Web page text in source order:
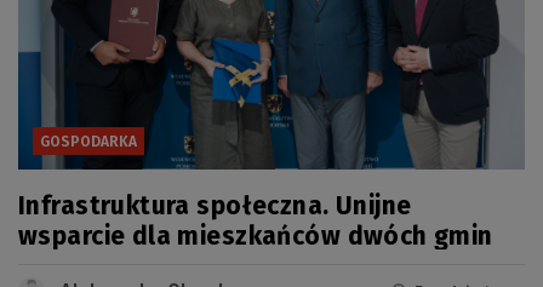
GOSPODARKA
Infrastruktura społeczna. Unijne
wsparcie dla mieszkańców dwóch gmin